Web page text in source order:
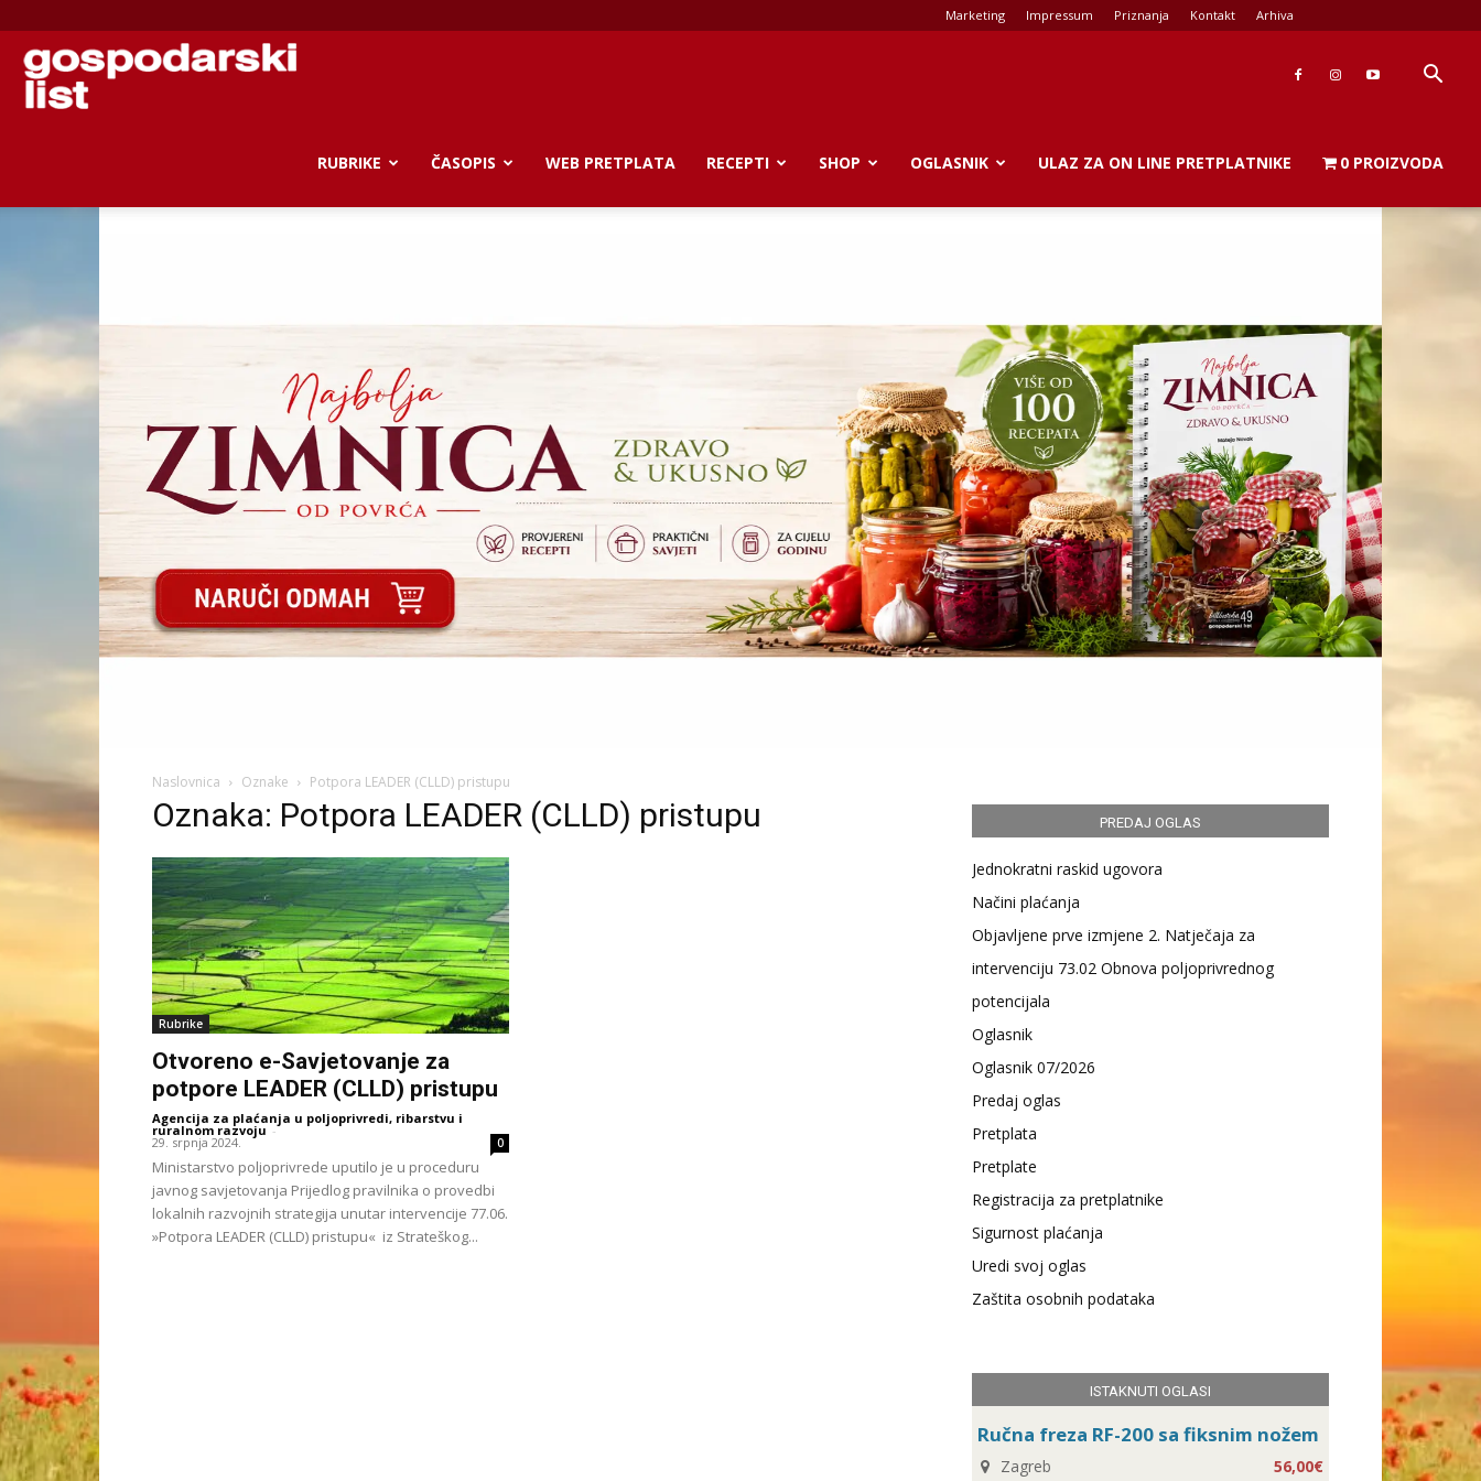
Marketing Impressum Priznanja Kontakt Arhiva
Gospodarski
RUBRIKE ČASOPIS WEB PRETPLATA RECEPTI SHOP OGLASNIK ULAZ ZA ON LINE PRETPLATNIKE 0 PROIZVODA
Naslovnica Oznake Potpora LEADER (CLLD) pristupu
Oznaka: Potpora LEADER (CLLD) pristupu
Rubrike
Otvoreno e-Savjetovanje za
potpore LEADER (CLLD) pristupu
Agencija za plaćanja u poljoprivredi, ribarstvu i
ruralnom razvoju -
29. srpnja 2024. 0
Ministarstvo poljoprivrede uputilo je u proceduru
javnog savjetovanja Prijedlog pravilnika o provedbi
lokalnih razvojnih strategija unutar intervencije 77.06.
»Potpora LEADER (CLLD) pristupu« iz Strateškog...
PREDAJ OGLAS
Jednokratni raskid ugovora
Načini plaćanja
Objavljene prve izmjene 2. Natječaja za
intervenciju 73.02 Obnova poljoprivrednog
potencijala
Oglasnik
Oglasnik 07/2026
Predaj oglas
Pretplata
Pretplate
Registracija za pretplatnike
Sigurnost plaćanja
Uredi svoj oglas
Zaštita osobnih podataka
ISTAKNUTI OGLASI
Ručna freza RF-200 sa fiksnim nožem
Zagreb 56,00€